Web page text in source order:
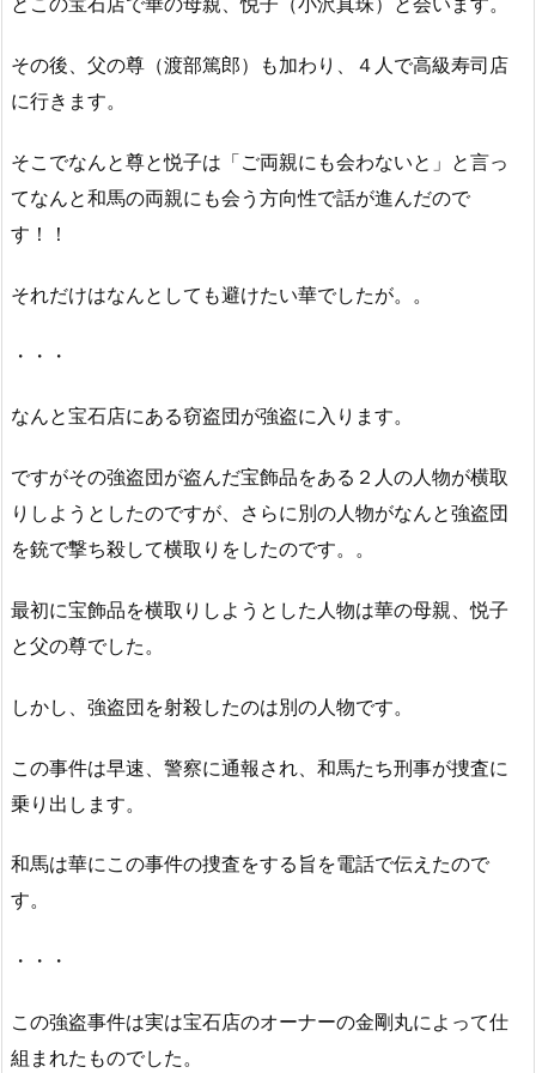
その後、父の尊（渡部篤郎）も加わり、４人で高級寿司店
に行きます。
そこでなんと尊と悦子は「ご両親にも会わないと」と言っ
てなんと和馬の両親にも会う方向性で話が進んだので
す！！
それだけはなんとしても避けたい華でしたが。。
・・・
なんと宝石店にある窃盗団が強盗に入ります。
ですがその強盗団が盗んだ宝飾品をある２人の人物が横取
りしようとしたのですが、さらに別の人物がなんと強盗団
を銃で撃ち殺して横取りをしたのです。。
最初に宝飾品を横取りしようとした人物は華の母親、悦子
と父の尊でした。
しかし、強盗団を射殺したのは別の人物です。
この事件は早速、警察に通報され、和馬たち刑事が捜査に
乗り出します。
和馬は華にこの事件の捜査をする旨を電話で伝えたので
す。
・・・
この強盗事件は実は宝石店のオーナーの金剛丸によって仕
組まれたものでした。